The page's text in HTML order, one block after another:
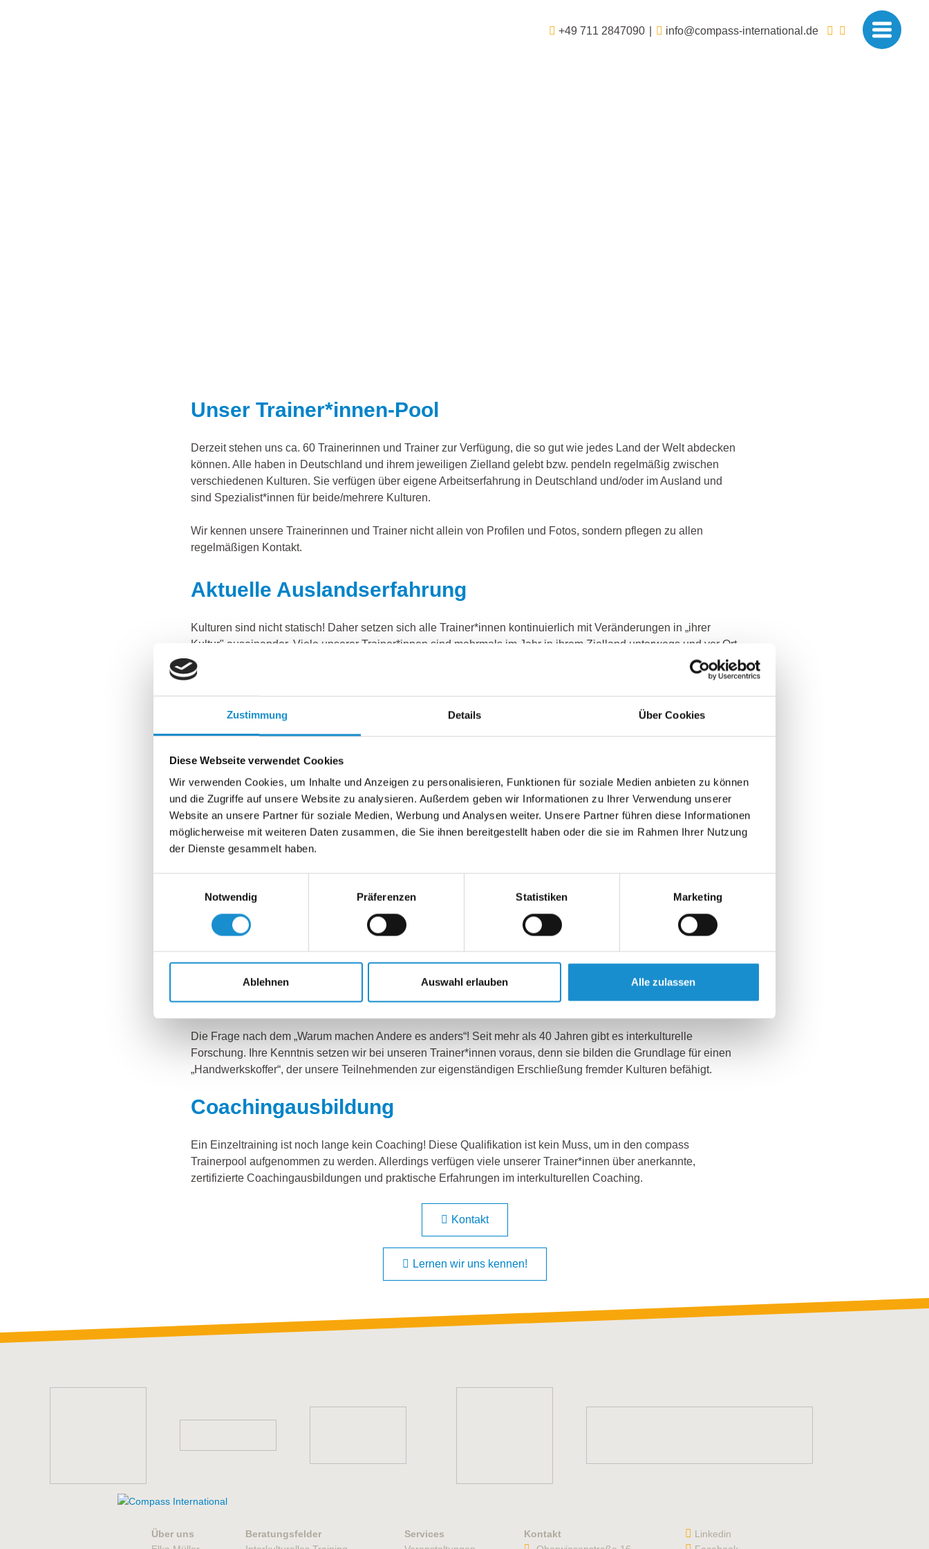
Zustimmung Details Über Cookies
Diese Webseite verwendet Cookies
Wir verwenden Cookies, um Inhalte und Anzeigen zu personalisieren, Funktionen für soziale Medien anbieten zu können
und die Zugriffe auf unsere Website zu analysieren. Außerdem geben wir Informationen zu Ihrer Verwendung unserer
Website an unsere Partner für soziale Medien, Werbung und Analysen weiter. Unsere Partner führen diese Informationen
möglicherweise mit weiteren Daten zusammen, die Sie ihnen bereitgestellt haben oder die sie im Rahmen Ihrer Nutzung
der Dienste gesammelt haben.
Notwendig
Präferenzen Statistiken Marketing
Ablehnen Auswahl erlauben Alle zulassen
+49 711 2847090 info@compass-international.de
Unser Trainer*innen-Pool
Derzeit stehen uns ca. 60 Trainerinnen und Trainer zur Verfügung, die so gut wie jedes Land der Welt abdecken
können. Alle haben in Deutschland und ihrem jeweiligen Zielland gelebt bzw. pendeln regelmäßig zwischen
verschiedenen Kulturen. Sie verfügen über eigene Arbeitserfahrung in Deutschland und/oder im Ausland und
sind Spezialist*innen für beide/mehrere Kulturen.
Wir kennen unsere Trainerinnen und Trainer nicht allein von Profilen und Fotos, sondern pflegen zu allen
regelmäßigen Kontakt.
Aktuelle Auslandserfahrung
Kulturen sind nicht statisch! Daher setzen sich alle Trainer*innen kontinuierlich mit Veränderungen in „ihrer
Kultur" auseinander. Viele unserer Trainer*innen sind mehrmals im Jahr in ihrem Zielland unterwegs und vor Ort
in Trainings und Projekten tätig.
Operative Erfahrung
Unsere Teilnehmenden erwartet Praxisnähe und keine Theorie! Alle Trainer*innen haben operative Erfahrung in
Lieferant*innen aus und stellten Mitarbeiter*innen ein. Dabei erlebten sie ungefiltert, welche Herausforderungen
im Ausland auf einen warten können.
Didaktisch-methodische Fähigkeiten
Auswahlkriterien. Abhängig von der Zielgruppe, den gewünschten Inhalten sowie unter Berücksichtigung der
zur Verfügung stehenden Zeit, wird der optimale Methodenmix für jedes Training zusammengestellt. Wir
arbeiten mit Fallbeispielen aus dem beruflichen Alltag der Teilnehmenden, mit Rollenspielen, Simulationen,
und lassen Zeit für die Reflektion des Erlernten.
Kenntnis interkultureller Theorien
Die Frage nach dem „Warum machen Andere es anders“! Seit mehr als 40 Jahren gibt es interkulturelle
Forschung. Ihre Kenntnis setzen wir bei unseren Trainer*innen voraus, denn sie bilden die Grundlage für einen
„Handwerkskoffer“, der unsere Teilnehmenden zur eigenständigen Erschließung fremder Kulturen befähigt.
Coachingausbildung
Ein Einzeltraining ist noch lange kein Coaching! Diese Qualifikation ist kein Muss, um in den compass
Trainerpool aufgenommen zu werden. Allerdings verfügen viele unserer Trainer*innen über anerkannte,
zertifizierte Coachingausbildungen und praktische Erfahrungen im interkulturellen Coaching.
Kontakt
Lernen wir uns kennen!
Über uns
Beratungsfelder
Services
Kontakt
Linkedin